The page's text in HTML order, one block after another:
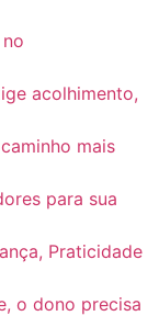
acolhimento,
mais
para sua
Praticidade
o dono precisa